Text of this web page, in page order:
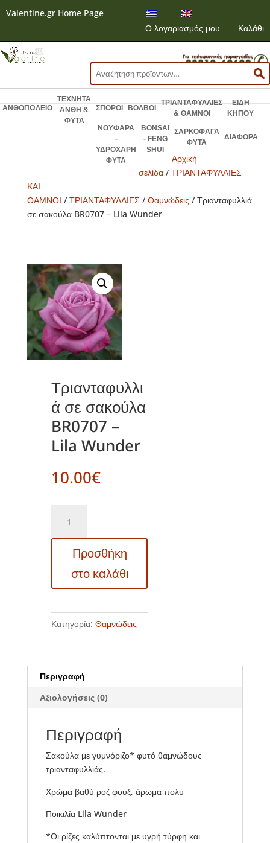
Valentine.gr Home Page
Ο λογαριασμός μου
Καλάθι
Αναζήτηση
για:
ΑΝΘΟΠΩΛΕΙΟ
ΤΕΧΝΗΤΑ
ΑΝΘΗ &
ΦΥΤΑ
ΣΠΟΡΟΙ ΒΟΛΒΟΙ
ΤΡΙΑΝΤΑΦΥΛΛΙΕΣ
& ΘΑΜΝΟΙ
ΕΙΔΗ
ΚΗΠΟΥ
ΝΟΥΦΑΡΑ
-
ΥΔΡΟΧΑΡΗ
ΦΥΤΑ
BONSAI
- FENG
SHUI
ΣΑΡΚΟΦΑΓΑ
ΦΥΤΑ
ΔΙΑΦΟΡΑ
Αρχική
σελίδα / ΤΡΙΑΝΤΑΦΥΛΛΙΕΣ
ΚΑΙ
ΘΑΜΝΟΙ / ΤΡΙΑΝΤΑΦΥΛΛΙΕΣ/ Θαμνώδεις / Τριανταφυλλιά
σε σακούλα BR0707 – Lila Wunder
Τριανταφυλλι
ά σε σακούλα
BR0707 –
Lila Wunder
10.00€
σακούλα
BR0707Προσθήκη
στο καλάθι
Κατηγορία: Θαμνώδεις
Περιγραφή
Αξιολογήσεις (0)
Περιγραφή
Σακούλα με γυμνόριζο* φυτό θαμνώδους
τριανταφυλλιάς.
Χρώμα βαθύ ροζ φουξ, άρωμα πολύ
Ποικιλία Lila Wunder
*Οι ρίζες καλύπτονται με υγρή τύρφη και